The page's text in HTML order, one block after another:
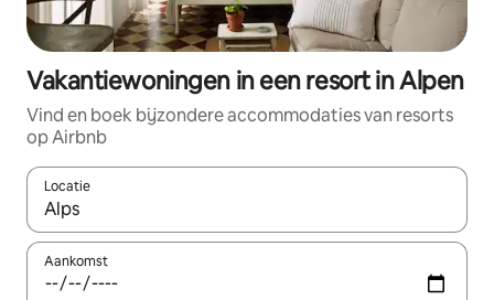
Vakantiewoningen in een resort in Alpen
Vind en boek bijzondere accommodaties van resorts
op Airbnb
Locatie
Wanneer er suggesties beschikbaar zijn, maak je een keuze
Aankomst